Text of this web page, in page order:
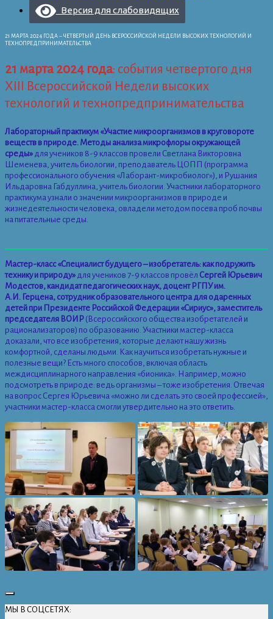
Версия для слабовидящих
21 МАРТА 2024 ГОДА – ЧЕТВЕРТЫЙ ДЕНЬ ВСЕРОССИЙСКОЙ НЕДЕЛИ ВЫСОКИХ ТЕХНОЛОГИЙ И
ТЕХНОПРЕДПРИНИМАТЕЛЬСТВА
21 марта 2024 года: события четвертого дня
XIII Всероссийской Недели высоких
технологий и технопредпринимательства
Лабораторный практикум «Участие микроорганизмов в круговороте
веществ в природе. Методы анализа микрофлоры окружающей
среды» для учеников 8-9 классов провели Светлана Викторовна
Шеменева, учитель биологии, преподаватель ЦОПП (программа
профессионального обучения «Лаборант-микробиолог»), и Рушания
Ильдаровна Габдуллина, учитель биологии. Участники лабораторного
практикума узнали о значении микроорганизмов в природе и
жизнедеятельности человека, овладели методом посева проб почвы
на питательные среды.
Мастер-класс «Специалист будущего – изобретатель: как подружить
технику и природу» для учеников 7-9 классов провёл Сергей Юрьевич
Модестов, кандидат педагогических наук, доцент РГПУ им.
А.И. Герцена, сотрудник образовательного центра для одаренных
детей при Президенте Российской Федерации «Сириус», заместитель
председателя ВОИР (Всероссийского общества изобретателей и
рационализаторов) по образованию. Участники мастер-класса
доказали, что все изобретения, которые делают нашу жизнь
комфортной, сделаны людьми. Как научиться изобретать нужные и
полезные вещи? Есть много способов, включая область
междисциплинарного направления «бионика». Например, можно
подсмотреть в природе: ведь организмы – тоже изобретения. Отвечая
на вопрос Сергея Юрьевича «можно ли сделать это своей профессией»,
участники мастер-класса смогли утвердительно на это ответить.
МЫ В СОЦСЕТЯХ: